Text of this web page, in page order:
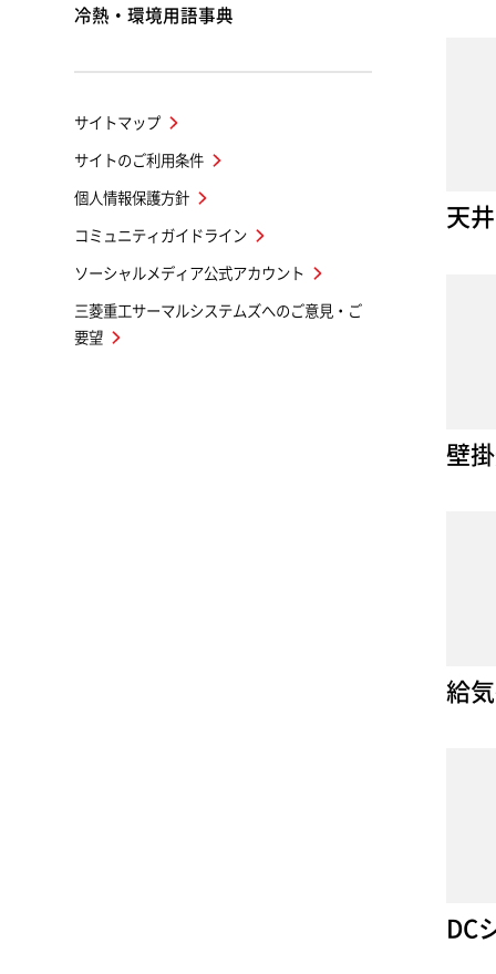
天
壁
給
DC
冷熱・環境用語事典
サイトマップ
サイトのご利用条件
個人情報保護方針
コミュニティガイドライン
ソーシャルメディア公式アカウント
三菱重工サーマルシステムズへのご意見・ご
要望